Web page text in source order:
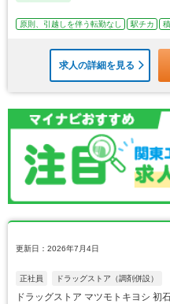
原則、引越しを伴う転勤なし 駅チカ
求人の詳細を見る
更新日：2026年7月4日
正社員 ドラッグストア（調剤併設）
ドラッグストア マツモトキヨシ